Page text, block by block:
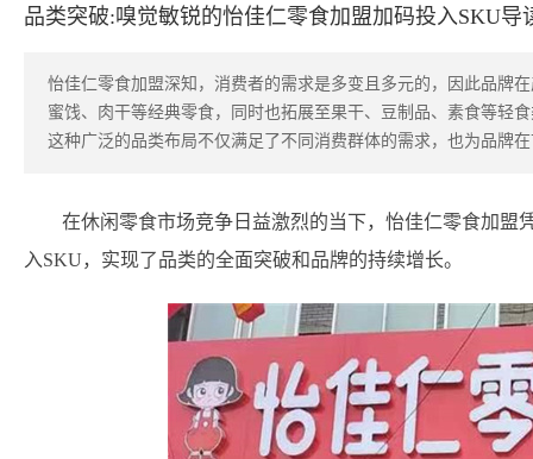
品类突破:嗅觉敏锐的怡佳仁零食加盟加码投入SKU导
怡佳仁零食加盟深知，消费者的需求是多变且多元的，因此品牌
蜜饯、肉干等经典零食，同时也拓展至果干、豆制品、素食等轻
这种广泛的品类布局不仅满足了不同消费群体的需求，也为品牌
在休闲零食市场竞争日益激烈的当下，怡佳仁零食加盟
入SKU，实现了品类的全面突破和品牌的持续增长。